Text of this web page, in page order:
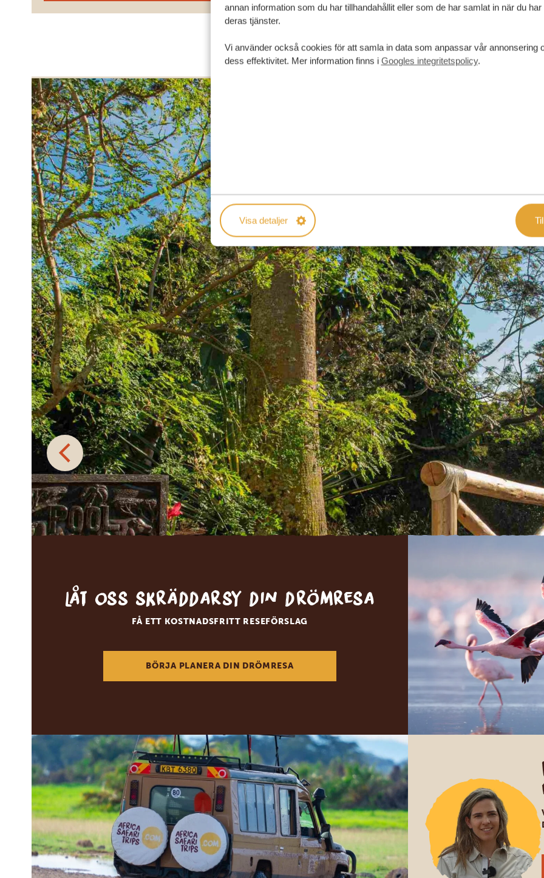
annan information som du har tillhandahållit eller som de har samlat in när du har
deras tjänster.
Vi använder också cookies för att samla in data som anpassar vår annonsering
dess effektivitet. Mer information finns i Googles integritetspolicy.
Visa detaljer
Låt oss skräddarsy din drömresa
FÅ ETT KOSTNADSFRITT RESEFÖRSLAG
BÖRJA PLANERA DIN DRÖMRESA